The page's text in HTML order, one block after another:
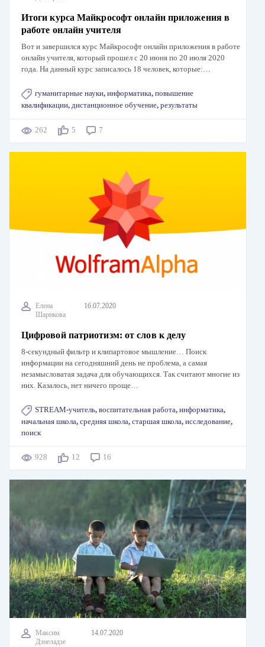
Итоги курса Майкрософт онлайн приложения в
работе онлайн учителя
Вот и завершился курс Майкрософт онлайн приложения в работе
онлайн учителя, который прошел с 20 июня по 20 июля 2020
года. На данный курс записалось 18 человек, которые:…
гуманитарные науки, информатика, повышение
квалификации, дистанционное обучение, результаты
262 5 7
Елена
Шарикова
16.07.2020
Цифровой патриотизм: от слов к делу
8-секундный фильтр и клипартовое мышление… Поиск
информации на сегодняшний день не проблема, а самая
незамысловатая задача для обучающихся. Так считают многие из
них. Казалось, нет ничего проще…
STREAM-учитель, воспитательная работа, информатика,
начальная школа, средняя школа, старшая школа, исследование,
поиск
928 12 16
Максим
Дзнеладзе
14.07.2020